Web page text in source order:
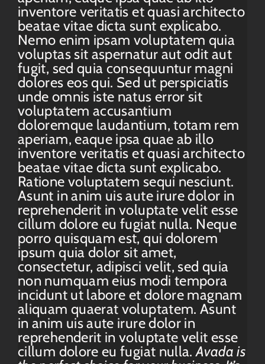
inventore veritatis et quasi architecto
beatae vitae dicta sunt explicabo.
Nemo enim ipsam voluptatem quia
voluptas sit aspernatur aut odit aut
fugit, sed quia consequuntur magni
dolores eos qui. Sed ut perspiciatis
unde omnis iste natus error sit
voluptatem accusantium
doloremque laudantium, totam rem
aperiam, eaque ipsa quae ab illo
inventore veritatis et quasi architecto
beatae vitae dicta sunt explicabo.
Ratione voluptatem sequi nesciunt.
Asunt in anim uis aute irure dolor in
reprehenderit in voluptate velit esse
cillum dolore eu fugiat nulla. Neque
porro quisquam est, qui dolorem
ipsum quia dolor sit amet,
consectetur, adipisci velit, sed quia
non numquam eius modi tempora
incidunt ut labore et dolore magnam
aliquam quaerat voluptatem. Asunt
in anim uis aute irure dolor in
reprehenderit in voluptate velit esse
cillum dolore eu fugiat nulla.Avada is